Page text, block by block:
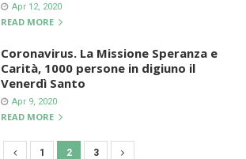
Apr 12, 2020
READ MORE
Coronavirus. La Missione Speranza e
Carità, 1000 persone in digiuno il
Venerdì Santo
Apr 9, 2020
READ MORE
1 2 3